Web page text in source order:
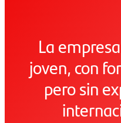
La
joven, con
pero sin